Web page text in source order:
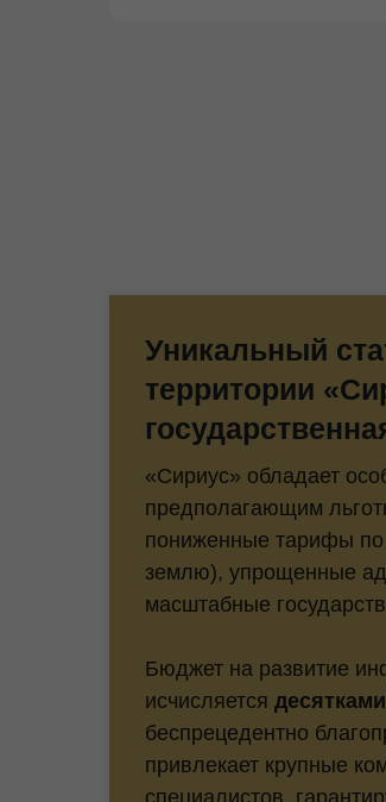
Уникальный
территории
«Сириус» обладает
предполагающим
пониженные тарифы
землю), упрощенные
масштабные
Бюджет на развитие
исчисляется
беспрецедентно
привлекает крупные
специалистов,